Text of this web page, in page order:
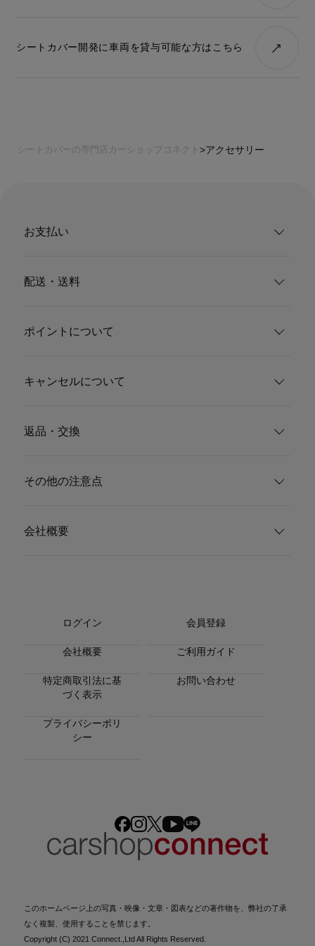
シートカバー開発に車両を貸与可能な方はこちら
シートカバーの専門店カーショップコネクト アクセサリー
お支払い
配送・送料
ポイントについて
キャンセルについて
返品・交換
その他の注意点
会社概要
ログイン 会員登録
会社概要 ご利用ガイド
特定商取引法に基
づく表示
お問い合わせ
プライバシーポリ
シー
このホームページ上の写真・映像・文章・図表などの著作物を、弊社の了承
なく複製、使用することを禁じます。
Copyright (C) 2021 Connect.,Ltd All Rights Reserved.